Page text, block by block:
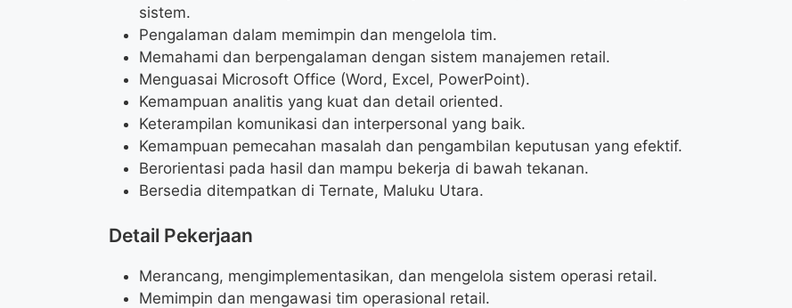
sistem.
Pengalaman dalam memimpin dan mengelola tim.
Memahami dan berpengalaman dengan sistem manajemen retail.
Menguasai Microsoft Office (Word, Excel, PowerPoint).
Kemampuan analitis yang kuat dan detail oriented.
Keterampilan komunikasi dan interpersonal yang baik.
Kemampuan pemecahan masalah dan pengambilan keputusan yang efektif.
Berorientasi pada hasil dan mampu bekerja di bawah tekanan.
Bersedia ditempatkan di Ternate, Maluku Utara.
Detail Pekerjaan
Merancang, mengimplementasikan, dan mengelola sistem operasi retail.
Memimpin dan mengawasi tim operasional retail.